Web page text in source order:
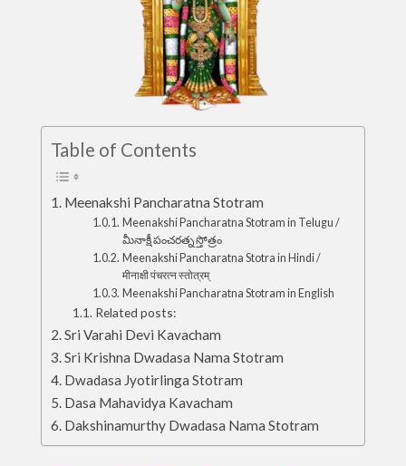
Table of Contents
Meenakshi Pancharatna Stotram
Meenakshi Pancharatna Stotram in Telugu /
మీనాక్షీ పంచరత్న స్తోత్రం
Meenakshi Pancharatna Stotra in Hindi /
मीनाक्षी पंचरत्न स्तोत्रम्
Meenakshi Pancharatna Stotram in English
Related posts:
Sri Varahi Devi Kavacham
Sri Krishna Dwadasa Nama Stotram
Dwadasa Jyotirlinga Stotram
Dasa Mahavidya Kavacham
Dakshinamurthy Dwadasa Nama Stotram